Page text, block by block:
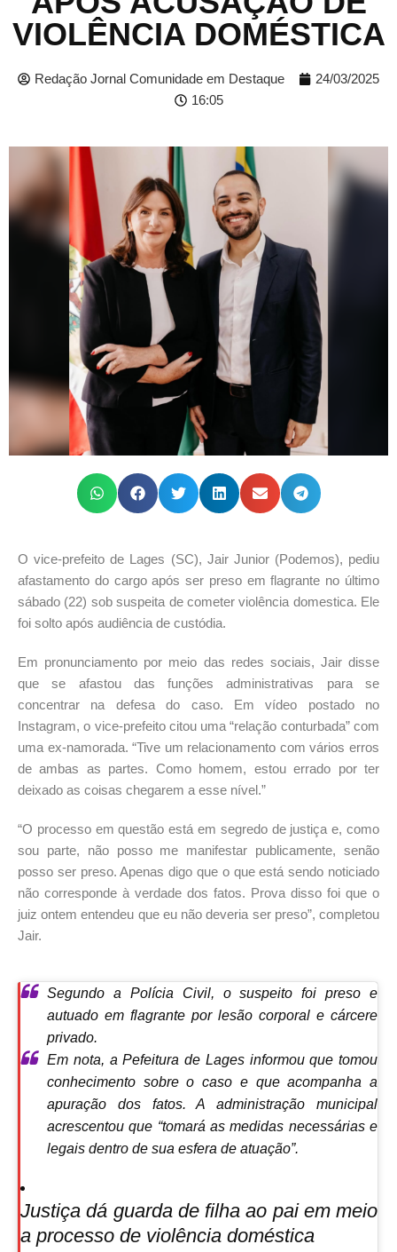
VIOLÊNCIA DOMÉSTICA
Redação Jornal Comunidade em Destaque
24/03/2025
16:05
O vice-prefeito de Lages (SC), Jair Junior (Podemos), pediu
afastamento do cargo após ser preso em flagrante no último
sábado (22) sob suspeita de cometer violência domestica. Ele
foi solto após audiência de custódia.
Em pronunciamento por meio das redes sociais, Jair disse
que se afastou das funções administrativas para se
concentrar na defesa do caso. Em vídeo postado no
Instagram, o vice-prefeito citou uma “relação conturbada” com
uma ex-namorada. “Tive um relacionamento com vários erros
de ambas as partes. Como homem, estou errado por ter
deixado as coisas chegarem a esse nível.”
“O processo em questão está em segredo de justiça e, como
sou parte, não posso me manifestar publicamente, senão
posso ser preso. Apenas digo que o que está sendo noticiado
não corresponde à verdade dos fatos. Prova disso foi que o
juiz ontem entendeu que eu não deveria ser preso”, completou
Jair.
Segundo a Polícia Civil, o suspeito foi preso e
autuado em flagrante por lesão corporal e cárcere
privado.
Em nota, a Pefeitura de Lages informou que tomou
conhecimento sobre o caso e que acompanha a
apuração dos fatos. A administração municipal
acrescentou que “tomará as medidas necessárias e
legais dentro de sua esfera de atuação”.
Justiça dá guarda de filha ao pai em meio
a processo de violência doméstica